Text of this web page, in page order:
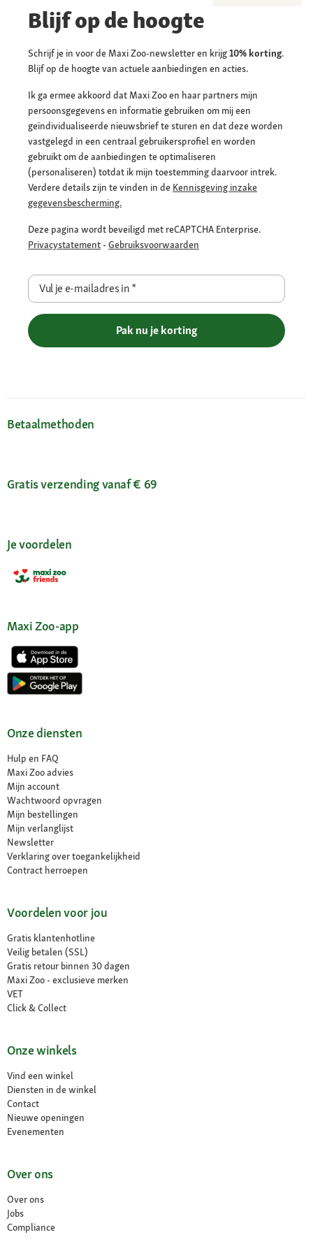
Blijf op de hoogte
Schrijf je in voor de Maxi Zoo-newsletter en krijg10% korting.
Blijf op de hoogte van actuele aanbiedingen en acties.
Ik ga ermee akkoord dat Maxi Zoo en haar partners mijn
persoonsgegevens en informatie gebruiken om mij een
geïndividualiseerde nieuwsbrief te sturen en dat deze worden
vastgelegd in een centraal gebruikersprofiel en worden
gebruikt om de aanbiedingen te optimaliseren
(personaliseren) totdat ik mijn toestemming daarvoor intrek.
Verdere details zijn te vinden in de Kennisgeving inzake
gegevensbescherming.
Deze pagina wordt beveiligd met reCAPTCHA Enterprise.
Privacystatement - Gebruiksvoorwaarden
Vul je e-mailadres in*
Pak nu je korting
Betaalmethoden
Gratis verzending vanaf € 69
Je voordelen
Maxi Zoo-app
Onze diensten
Hulp en FAQ
Maxi Zoo advies
Mijn account
Wachtwoord opvragen
Mijn bestellingen
Mijn verlanglijst
Newsletter
Verklaring over toegankelijkheid
Contract herroepen
Voordelen voor jou
Gratis klantenhotline
Veilig betalen (SSL)
Gratis retour binnen 30 dagen
Maxi Zoo - exclusieve merken
VET
Click & Collect
Onze winkels
Vind een winkel
Diensten in de winkel
Contact
Nieuwe openingen
Evenementen
Over ons
Over ons
Jobs
Compliance